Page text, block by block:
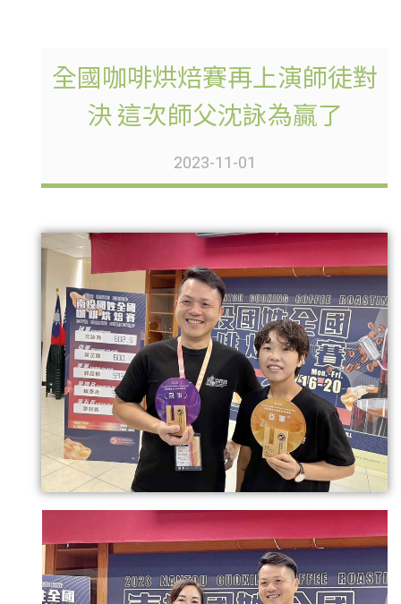
全國咖啡烘焙賽再上演師徒對
決 這次師父沈詠為贏了
2023-11-01